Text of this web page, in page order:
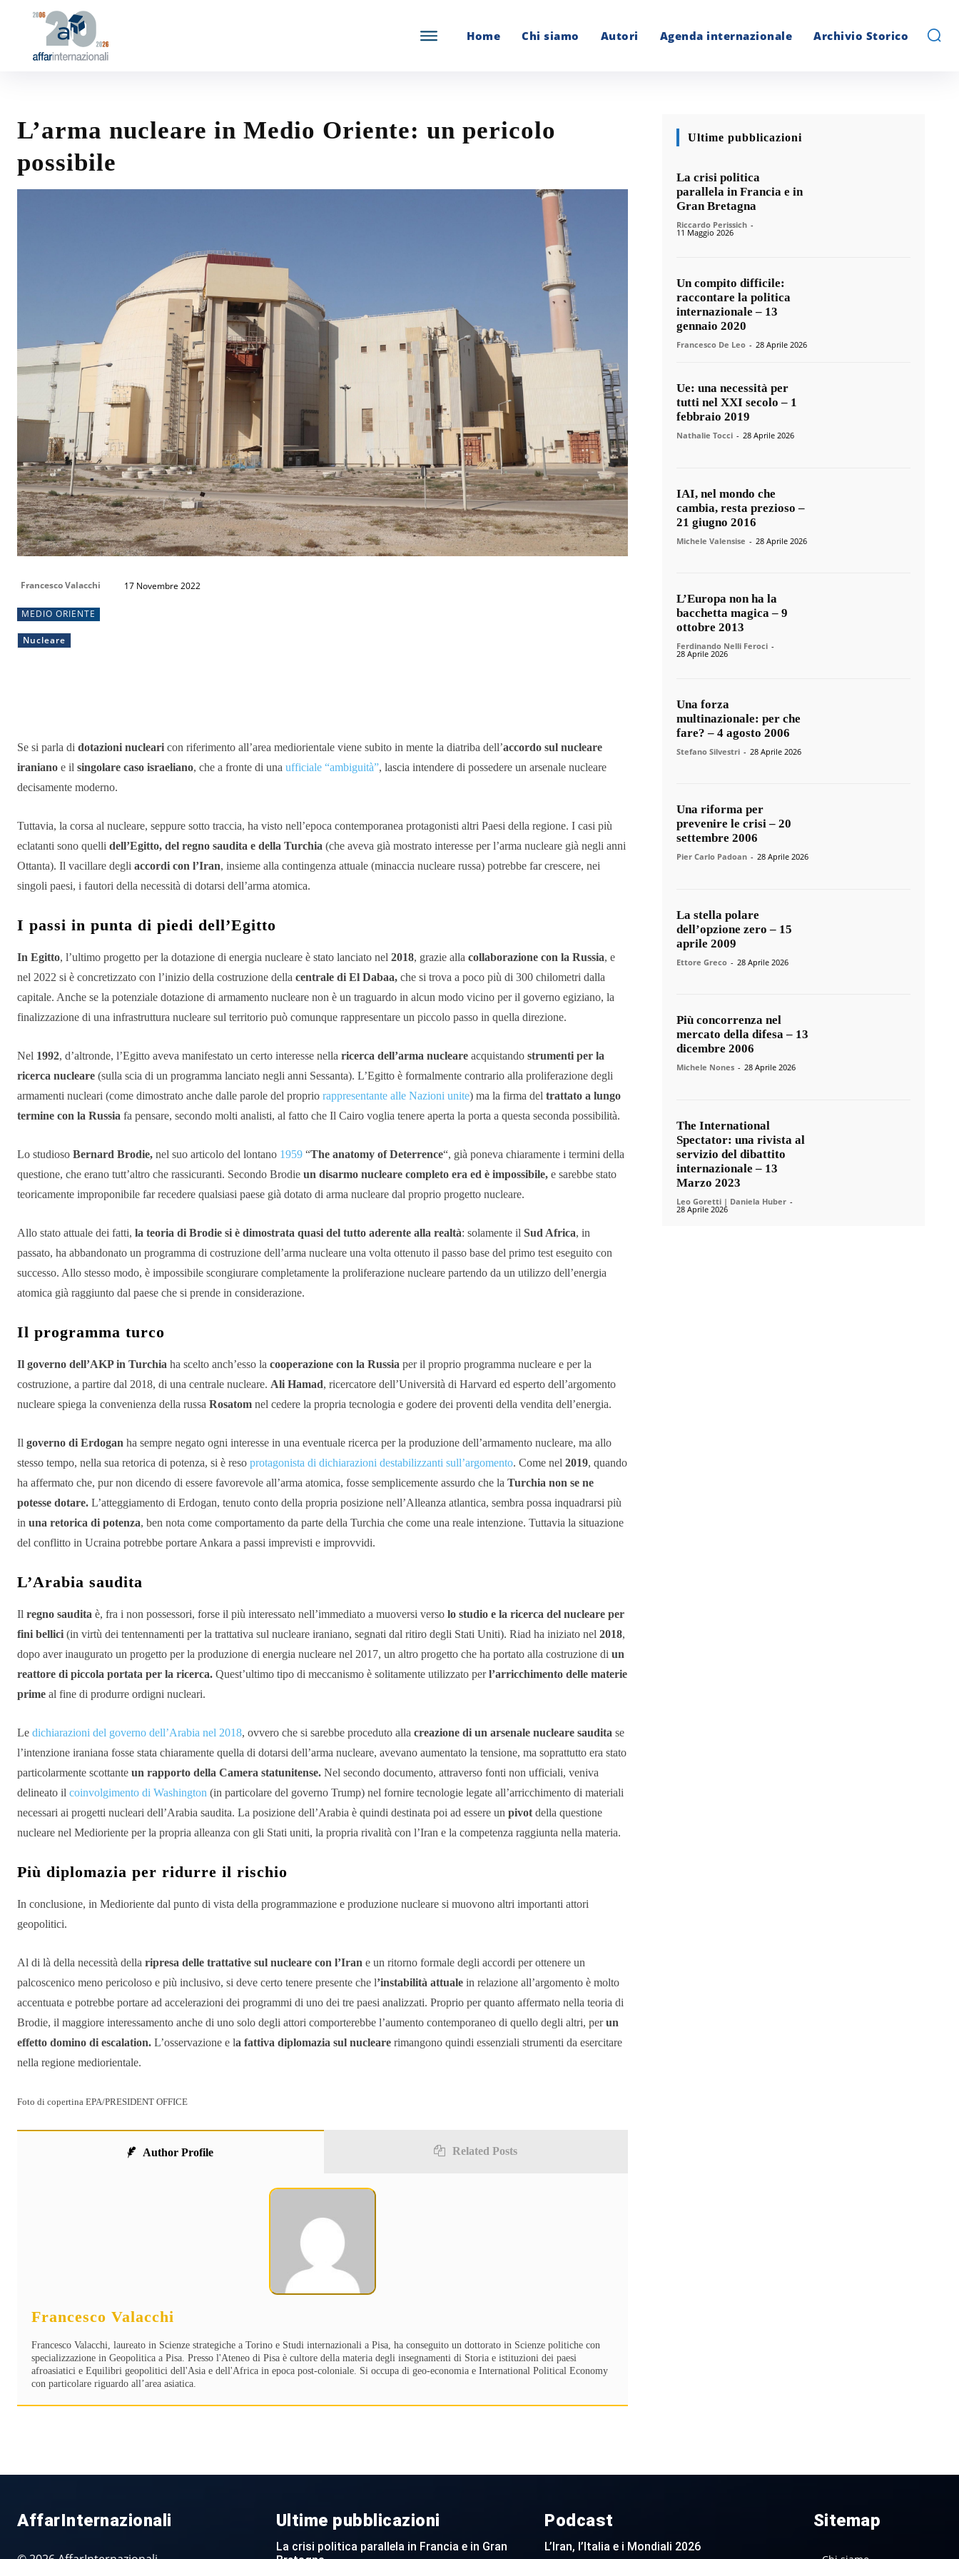
Home Chi siamo Autori Agenda internazionale Archivio Storico
L’arma nucleare in Medio Oriente: un pericolo
possibile
Francesco Valacchi 17 Novembre 2022
MEDIO ORIENTE
Nucleare
Se si parla di dotazioni nucleari con riferimento all’area mediorientale viene subito in mente la diatriba dell’accordo sul nucleare
iraniano e il singolare caso israeliano, che a fronte di una ufficiale “ambiguità”, lascia intendere di possedere un arsenale nucleare
decisamente moderno.
Tuttavia, la corsa al nucleare, seppure sotto traccia, ha visto nell’epoca contemporanea protagonisti altri Paesi della regione. I casi più
eclatanti sono quelli dell’Egitto, del regno saudita e della Turchia (che aveva già mostrato interesse per l’arma nucleare già negli anni
Ottanta). Il vacillare degli accordi con l’Iran, insieme alla contingenza attuale (minaccia nucleare russa) potrebbe far crescere, nei
singoli paesi, i fautori della necessità di dotarsi dell’arma atomica.
I passi in punta di piedi dell’Egitto
In Egitto, l’ultimo progetto per la dotazione di energia nucleare è stato lanciato nel 2018, grazie alla collaborazione con la Russia, e
nel 2022 si è concretizzato con l’inizio della costruzione della centrale di El Dabaa, che si trova a poco più di 300 chilometri dalla
capitale. Anche se la potenziale dotazione di armamento nucleare non è un traguardo in alcun modo vicino per il governo egiziano, la
finalizzazione di una infrastruttura nucleare sul territorio può comunque rappresentare un piccolo passo in quella direzione.
Nel 1992, d’altronde, l’Egitto aveva manifestato un certo interesse nella ricerca dell’arma nucleare acquistando strumenti per la
ricerca nucleare (sulla scia di un programma lanciato negli anni Sessanta). L’Egitto è formalmente contrario alla proliferazione degli
armamenti nucleari (come dimostrato anche dalle parole del proprio rappresentante alle Nazioni unite) ma la firma del trattato a lungo
termine con la Russia fa pensare, secondo molti analisti, al fatto che Il Cairo voglia tenere aperta la porta a questa seconda possibilità.
Lo studioso Bernard Brodie, nel suo articolo del lontano 1959 “The anatomy of Deterrence“, già poneva chiaramente i termini della
questione, che erano tutt’altro che rassicuranti. Secondo Brodie un disarmo nucleare completo era ed è impossibile, e sarebbe stato
teoricamente improponibile far recedere qualsiasi paese già dotato di arma nucleare dal proprio progetto nucleare.
Allo stato attuale dei fatti, la teoria di Brodie si è dimostrata quasi del tutto aderente alla realtà: solamente il Sud Africa, in
passato, ha abbandonato un programma di costruzione dell’arma nucleare una volta ottenuto il passo base del primo test eseguito con
successo. Allo stesso modo, è impossibile scongiurare completamente la proliferazione nucleare partendo da un utilizzo dell’energia
atomica già raggiunto dal paese che si prende in considerazione.
Il programma turco
Il governo dell’AKP in Turchia ha scelto anch’esso la cooperazione con la Russia per il proprio programma nucleare e per la
costruzione, a partire dal 2018, di una centrale nucleare. Ali Hamad, ricercatore dell’Università di Harvard ed esperto dell’argomento
nucleare spiega la convenienza della russa Rosatom nel cedere la propria tecnologia e godere dei proventi della vendita dell’energia.
Il governo di Erdogan ha sempre negato ogni interesse in una eventuale ricerca per la produzione dell’armamento nucleare, ma allo
stesso tempo, nella sua retorica di potenza, si è reso protagonista di dichiarazioni destabilizzanti sull’argomento. Come nel 2019, quando
ha affermato che, pur non dicendo di essere favorevole all’arma atomica, fosse semplicemente assurdo che la Turchia non se ne
potesse dotare. L’atteggiamento di Erdogan, tenuto conto della propria posizione nell’Alleanza atlantica, sembra possa inquadrarsi più
in una retorica di potenza, ben nota come comportamento da parte della Turchia che come una reale intenzione. Tuttavia la situazione
del conflitto in Ucraina potrebbe portare Ankara a passi imprevisti e improvvidi.
L’Arabia saudita
Il regno saudita è, fra i non possessori, forse il più interessato nell’immediato a muoversi verso lo studio e la ricerca del nucleare per
fini bellici (in virtù dei tentennamenti per la trattativa sul nucleare iraniano, segnati dal ritiro degli Stati Uniti). Riad ha iniziato nel 2018,
dopo aver inaugurato un progetto per la produzione di energia nucleare nel 2017, un altro progetto che ha portato alla costruzione di un
reattore di piccola portata per la ricerca. Quest’ultimo tipo di meccanismo è solitamente utilizzato perl’arricchimento delle materie
prime al fine di produrre ordigni nucleari.
Le dichiarazioni del governo dell’Arabia nel 2018, ovvero che si sarebbe proceduto alla creazione di un arsenale nucleare saudita se
l’intenzione iraniana fosse stata chiaramente quella di dotarsi dell’arma nucleare, avevano aumentato la tensione, ma soprattutto era stato
particolarmente scottante un rapporto della Camera statunitense. Nel secondo documento, attraverso fonti non ufficiali, veniva
delineato il coinvolgimento di Washington (in particolare del governo Trump) nel fornire tecnologie legate all’arricchimento di materiali
necessari ai progetti nucleari dell’Arabia saudita. La posizione dell’Arabia è quindi destinata poi ad essere un pivot della questione
nucleare nel Medioriente per la propria alleanza con gli Stati uniti, la propria rivalità con l’Iran e la competenza raggiunta nella materia.
Più diplomazia per ridurre il rischio
In conclusione, in Medioriente dal punto di vista della programmazione e produzione nucleare si muovono altri importanti attori
geopolitici.
Al di là della necessità della ripresa delle trattative sul nucleare con l’Iran e un ritorno formale degli accordi per ottenere un
palcoscenico meno pericoloso e più inclusivo, si deve certo tenere presente che l’instabilità attuale in relazione all’argomento è molto
accentuata e potrebbe portare ad accelerazioni dei programmi di uno dei tre paesi analizzati. Proprio per quanto affermato nella teoria di
Brodie, il maggiore interessamento anche di uno solo degli attori comporterebbe l’aumento contemporaneo di quello degli altri, perun
effetto domino di escalation. L’osservazione e la fattiva diplomazia sul nucleare rimangono quindi essenziali strumenti da esercitare
nella regione mediorientale.
Foto di copertina EPA/PRESIDENT OFFICE
Author Profile Related Posts
Francesco Valacchi
Francesco Valacchi, laureato in Scienze strategiche a Torino e Studi internazionali a Pisa, ha conseguito un dottorato in Scienze politiche con
specializzazione in Geopolitica a Pisa. Presso l'Ateneo di Pisa è cultore della materia degli insegnamenti di Storia e istituzioni dei paesi
afroasiatici e Equilibri geopolitici dell'Asia e dell'Africa in epoca post-coloniale. Si occupa di geo-economia e International Political Economy
con particolare riguardo all’area asiatica.
Ultime pubblicazioni
La crisi politica
parallela in Francia e in
Gran Bretagna
Riccardo Perissich -
11 Maggio 2026
Un compito difficile:
raccontare la politica
internazionale – 13
gennaio 2020
Francesco De Leo - 28 Aprile 2026
Ue: una necessità per
tutti nel XXI secolo – 1
febbraio 2019
Nathalie Tocci - 28 Aprile 2026
IAI, nel mondo che
cambia, resta prezioso –
21 giugno 2016
Michele Valensise - 28 Aprile 2026
L’Europa non ha la
bacchetta magica – 9
ottobre 2013
Ferdinando Nelli Feroci -
28 Aprile 2026
Una forza
multinazionale: per che
fare? – 4 agosto 2006
Stefano Silvestri - 28 Aprile 2026
Una riforma per
prevenire le crisi – 20
settembre 2006
Pier Carlo Padoan - 28 Aprile 2026
La stella polare
dell’opzione zero – 15
aprile 2009
Ettore Greco - 28 Aprile 2026
Più concorrenza nel
mercato della difesa – 13
dicembre 2006
Michele Nones - 28 Aprile 2026
The International
Spectator: una rivista al
servizio del dibattito
internazionale – 13
Marzo 2023
Leo Goretti | Daniela Huber -
28 Aprile 2026
AffarInternazionali Ultime pubblicazioni
La crisi politica parallela in Francia e in Gran
Podcast
L’Iran, l’Italia e i Mondiali 2026
Sitemap